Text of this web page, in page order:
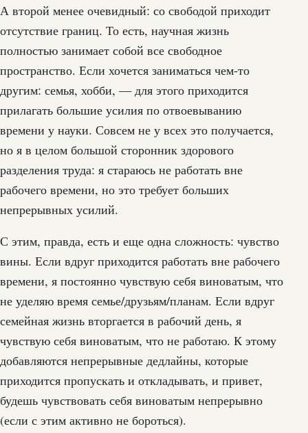
А второй менее очевидный: со свободой приходит
отсутствие границ. То есть, научная жизнь
полностью занимает собой все свободное
пространство. Если хочется заниматься чем-то
другим: семья, хобби, — для этого приходится
прилагать большие усилия по отвоевыванию
времени у науки. Совсем не у всех это получается,
но я в целом большой сторонник здорового
разделения труда: я стараюсь не работать вне
рабочего времени, но это требует больших
непрерывных усилий.
С этим, правда, есть и еще одна сложность: чувство
вины. Если вдруг приходится работать вне рабочего
времени, я постоянно чувствую себя виноватым, что
не уделяю время семье/друзьям/планам. Если вдруг
семейная жизнь вторгается в рабочий день, я
чувствую себя виноватым, что не работаю. К этому
добавляются непрерывные дедлайны, которые
приходится пропускать и откладывать, и привет,
будешь чувствовать себя виноватым непрерывно
(если с этим активно не бороться).